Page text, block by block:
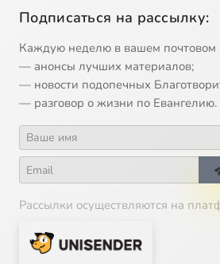
Подписаться на рассылку:
Каждую неделю в вашем почтовом
— анонсы лучших материалов;
— новости подопечных
— разговор о жизни по Евангелию.
Рассылки осуществляются на